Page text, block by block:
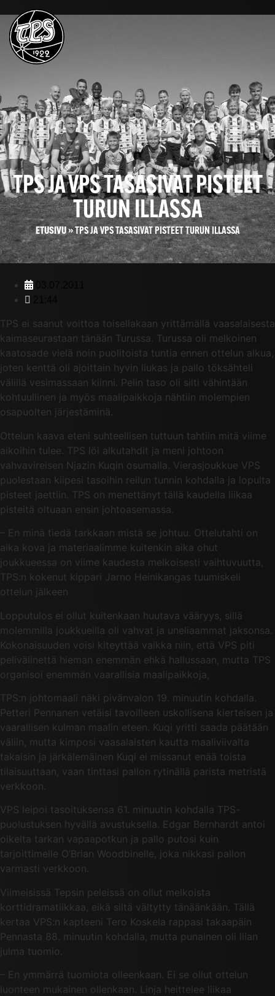
TPS JA VPS TASASIVAT PISTEET
TURUN ILLASSA
ETUSIVU»TPS JA VPS TASASIVAT PISTEET TURUN ILLASSA
TPS ei saanut voittoa toisellakaan yrittämällä vaasalaisesta
kaimaseurastaan tänään Turussa. Turussa oli melkoinen
kaatosade vielä noin puolitoista tuntia ennen ottelun alkua,
joten kenttä oli ajoittain hyvin liukas ja pallo töksähteli
välillä vesimassaan kiinni. Pelin taso oli silti vähintään
kohtuullinen ja myös maalipaikkoja nähtiin molempien
osapuolten järjestäminä.
Ottelun kaava eteni suhteellisen tuttuun tahtiin mitä viime
aikoihin tulee. TPS löi alkutahdit ja meni johtoon
vahvavireisen Njazin Kuqin osumalla. Vierasjoukkue VPS
puolestaan kiipesi tasoihin reilun tunnin kohdalla ja lopulta
pisteet jaettiin. TPS on menettänyt tällä kaudella liikaa
pisteitä oltuaan ensin johtoasemassa.
– En minä tiedä tarkkaan mistä se johtuu. Ottelutahti on
aika kova ja materiaalimme kuitenkin aika ohut
joukkueessa on viime kaudesta melkoisesti vaihtuvuutta,
TPS:n kokenut kippari Jarno Heinikangas tuumiskeli
ottelun jälkeen
Lopputulos ei ollut kuitenkaan huutava vääryys, sillä
molemmilla joukkueilla oli vahvat ja uneliaammat jaksonsa.
Kokonaisuuden voisi kiteyttää vaikka niin, että VPS piti
pelivälinettä hieman enemmän ehkä hallussaan, mutta TPS
organisoi enemmän vaarallisia maalipaikkoja,
TPS:n johtomaali näki pivänvalon 19. minuutin kohdalla.
Petteri Pennanen vetäisi tavoilleen uskollisena kierteisen ja
vaarallisen kulman maalin eteen. Kuqi yritti saada päätään
väliin, mutta kimposi vaasalaisten kautta maaliviivalta
takaisin ja järkälemäinen Kuqi ei missanut enää toista
tilaisuuttaan, vaan tinttasi pallon rytinällä parista metristä
verkkoon.
VPS leipoi tasoituksensa 61. minuutin kohdalla TPS-
puolustuksen hyvällä avustuksella. Edgar Bernhardt antoi
oikelta tarkan vapaapotkun ja pallo putosi kuin
tarjoittimelle O’Brian Woodbinelle, joka nikkasi pallon
varmasti verkkoon.
Viimeisissä Tepsin peleissä on ollut melkoista
korttidramatiikkaa, eikä siltä vältytty tänäänkään. Tällä
kertaa VPS:n kapteeni Tero Koskela rappasi takaapäin
Pennasta 88. minuutin kohdalla, mutta punainen oli liian
julma tuomio.
– En ymmärrä tuomiota olleenkaan. Ei se ollut ottelun
luonteen mukainen ollenkaan. Linja heittelee liikaa